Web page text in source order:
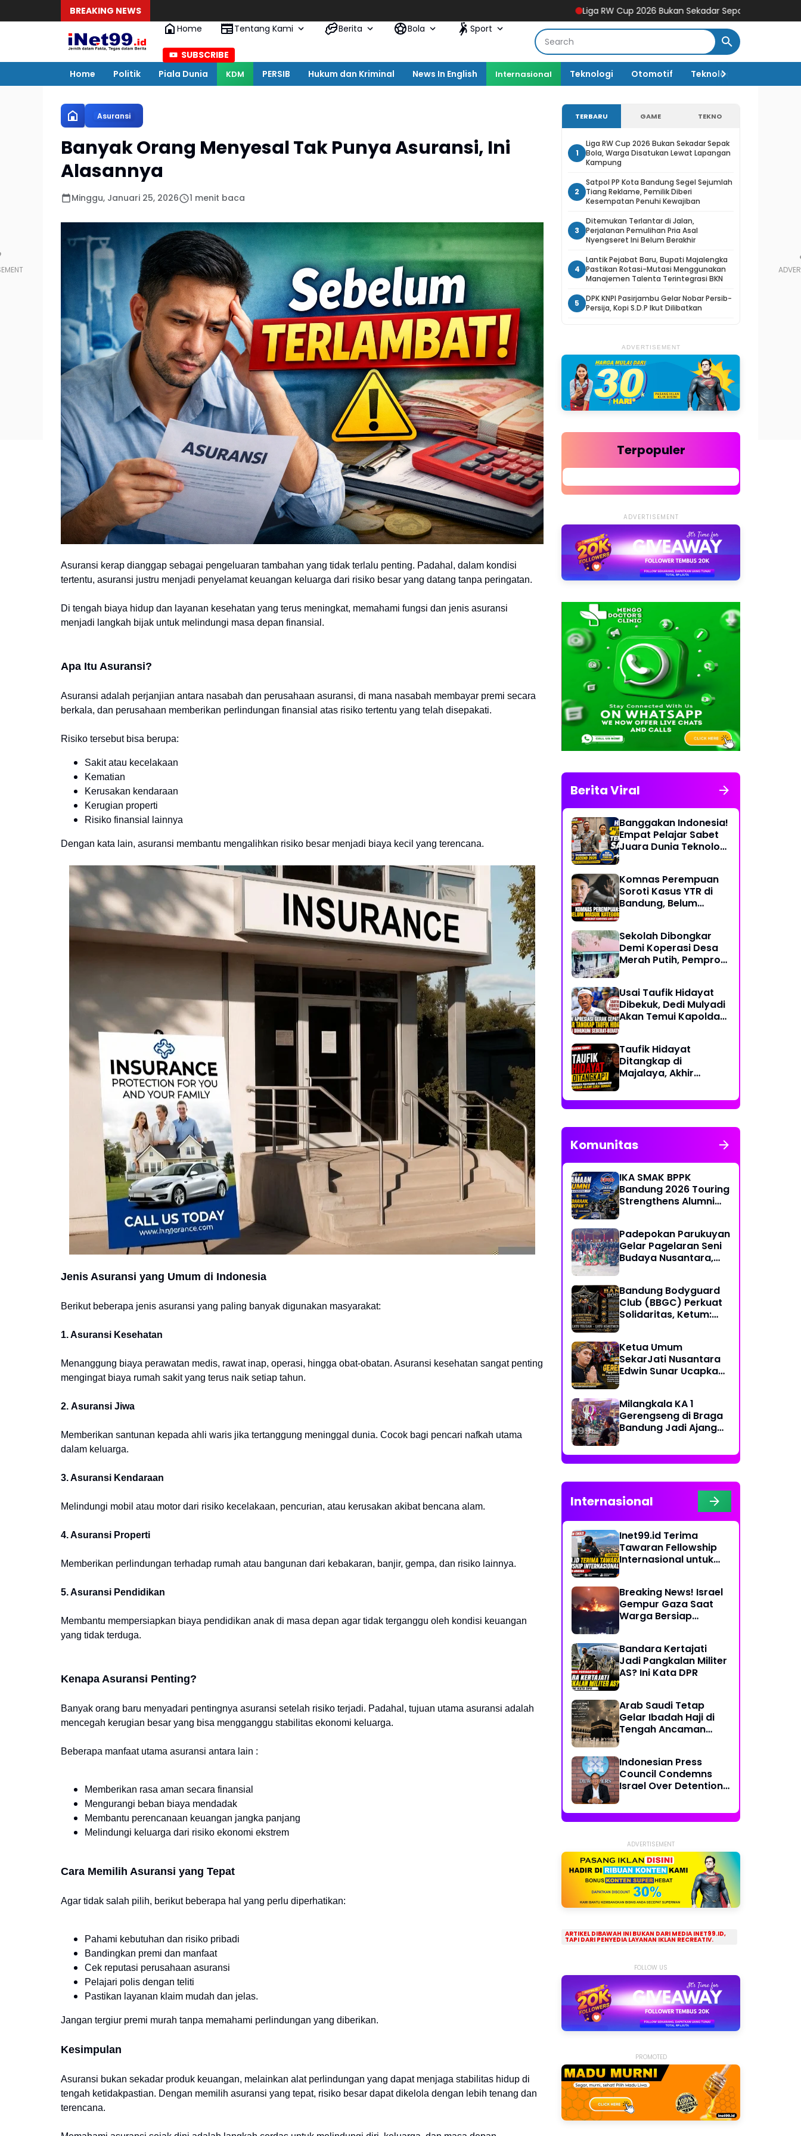
BREAKING NEWS
Liga RW Cup 2026 Bukan Sekadar Sepak Bola, Warga Disatukan
Home
Tentang Kami Berita Bola Sport
SUBSCRIBE
Home
Politik Piala Dunia KDM PERSIB Hukum dan Kriminal News In English Internasional Teknologi Otomotif Teknologi AI
Asuransi
Banyak Orang Menyesal Tak Punya Asuransi, Ini
Alasannya
Minggu, Januari 25, 2026 1 menit baca
Asuransi kerap dianggap sebagai pengeluaran tambahan yang tidak terlalu penting. Padahal, dalam kondisi
tertentu, asuransi justru menjadi penyelamat keuangan keluarga dari risiko besar yang datang tanpa peringatan.
Di tengah biaya hidup dan layanan kesehatan yang terus meningkat, memahami fungsi dan jenis asuransi
menjadi langkah bijak untuk melindungi masa depan finansial.
Apa Itu Asuransi?
Asuransi adalah perjanjian antara nasabah dan perusahaan asuransi, di mana nasabah membayar premi secara
berkala, dan perusahaan memberikan perlindungan finansial atas risiko tertentu yang telah disepakati.
Risiko tersebut bisa berupa:
Sakit atau kecelakaan
Kematian
Kerusakan kendaraan
Kerugian properti
Risiko finansial lainnya
Dengan kata lain, asuransi membantu mengalihkan risiko besar menjadi biaya kecil yang terencana.
Jenis Asuransi yang Umum di Indonesia
Berikut beberapa jenis asuransi yang paling banyak digunakan masyarakat:
1. Asuransi Kesehatan
Menanggung biaya perawatan medis, rawat inap, operasi, hingga obat-obatan. Asuransi kesehatan sangat penting
mengingat biaya rumah sakit yang terus naik setiap tahun.
2. Asuransi Jiwa
Memberikan santunan kepada ahli waris jika tertanggung meninggal dunia. Cocok bagi pencari nafkah utama
dalam keluarga.
3. Asuransi Kendaraan
Melindungi mobil atau motor dari risiko kecelakaan, pencurian, atau kerusakan akibat bencana alam.
4. Asuransi Properti
Memberikan perlindungan terhadap rumah atau bangunan dari kebakaran, banjir, gempa, dan risiko lainnya.
5. Asuransi Pendidikan
Membantu mempersiapkan biaya pendidikan anak di masa depan agar tidak terganggu oleh kondisi keuangan
yang tidak terduga.
Kenapa Asuransi Penting?
Banyak orang baru menyadari pentingnya asuransi setelah risiko terjadi. Padahal, tujuan utama asuransi adalah
mencegah kerugian besar yang bisa mengganggu stabilitas ekonomi keluarga.
Beberapa manfaat utama asuransi antara lain :
Memberikan rasa aman secara finansial
Mengurangi beban biaya mendadak
Membantu perencanaan keuangan jangka panjang
Melindungi keluarga dari risiko ekonomi ekstrem
Cara Memilih Asuransi yang Tepat
Agar tidak salah pilih, berikut beberapa hal yang perlu diperhatikan:
Pahami kebutuhan dan risiko pribadi
Bandingkan premi dan manfaat
Cek reputasi perusahaan asuransi
Pelajari polis dengan teliti
Pastikan layanan klaim mudah dan jelas.
Jangan tergiur premi murah tanpa memahami perlindungan yang diberikan.
Kesimpulan
Asuransi bukan sekadar produk keuangan, melainkan alat perlindungan yang dapat menjaga stabilitas hidup di
tengah ketidakpastian. Dengan memilih asuransi yang tepat, risiko besar dapat dikelola dengan lebih tenang dan
terencana.
TERBARU GAME TEKNO
1
Liga RW Cup 2026 Bukan Sekadar Sepak
Bola, Warga Disatukan Lewat Lapangan
Kampung
2
Satpol PP Kota Bandung Segel Sejumlah
Tiang Reklame, Pemilik Diberi
Kesempatan Penuhi Kewajiban
3
Ditemukan Terlantar di Jalan,
Perjalanan Pemulihan Pria Asal
Nyengseret Ini Belum Berakhir
4
Lantik Pejabat Baru, Bupati Majalengka
Pastikan Rotasi-Mutasi Menggunakan
Manajemen Talenta Terintegrasi BKN
5
DPK KNPI Pasirjambu Gelar Nobar Persib-
Persija, Kopi S.D.P Ikut Dilibatkan
ADVERTISEMENT
Terpopuler
ADVERTISEMENT
Berita Viral
Banggakan Indonesia!
Empat Pelajar Sabet
Juara Dunia Teknologi
Komnas Perempuan
Soroti Kasus YTR di
Bandung, Belum
Konvensi PBB
Sekolah Dibongkar
Demi Koperasi Desa
Merah Putih, Pemprov
dengan Proyek
Usai Taufik Hidayat
Dibekuk, Dedi Mulyadi
Akan Temui Kapolda
Juta
Taufik Hidayat
Ditangkap di
Majalaya, Akhir
Kasus Penyekapan
dan Penganiayaan
Komunitas
IKA SMAK BPPK
Bandung 2026 Touring
Strengthens Alumni
Care" Spirit
Padepokan Parukuyan
Gelar Pagelaran Seni
Budaya Nusantara,
Bandung Bodyguard
Club (BBGC) Perkuat
Solidaritas, Ketum:
Ketua Umum
SekarJati Nusantara
Edwin Sunar Ucapkan
Milangkala KA 1
Gerengseng di Braga
Bandung Jadi Ajang
Budaya Sunda
Internasional
Inet99.id Terima
Tawaran Fellowship
Internasional untuk
Breaking News! Israel
Gempur Gaza Saat
Warga Bersiap
Bandara Kertajati
Jadi Pangkalan Militer
AS? Ini Kata DPR
Arab Saudi Tetap
Gelar Ibadah Haji di
Tengah Ancaman
Indonesian Press
Council Condemns
Israel Over Detention
Gaza Humanitarian
Mission
ADVERTISEMENT
ARTIKEL DIBAWAH INI BUKAN DARI MEDIA INET99.ID,
TAPI DARI PENYEDIA LAYANAN IKLAN RECREATIV.
FOLLOW US
PROMOTED